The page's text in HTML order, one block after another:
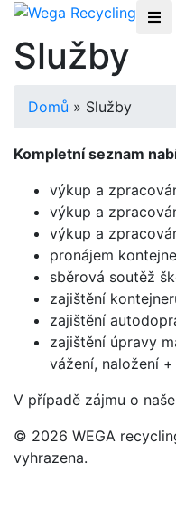
Služby
Domů » Služby
Kompletní seznam
výkup a
výkup a
výkup a
pronájem
sběrová soutěž
zajištění
zajištění
zajištění úpravy
vážení, naložení
V případě zájmu o
© 2026 WEGA
vyhrazena.